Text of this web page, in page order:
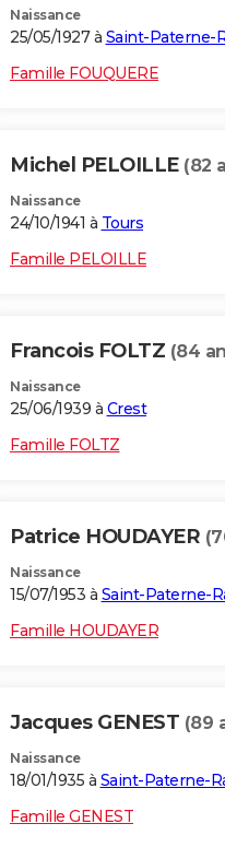
Naissance
25/05/1927 à Saint-Paterne-
Famille FOUQUERE
Michel PELOILLE (82
Naissance
24/10/1941 à Tours
Famille PELOILLE
Francois FOLTZ (84
Naissance
25/06/1939 à Crest
Famille FOLTZ
Patrice HOUDAYER
Naissance
15/07/1953 à Saint-Paterne-
Famille HOUDAYER
Jacques GENEST (89
Naissance
18/01/1935 à Saint-Paterne-
Famille GENEST